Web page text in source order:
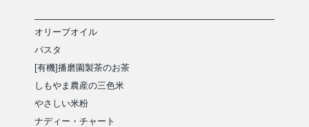
オリーブオイル
パスタ
[有機]播磨園製茶のお茶
しもやま農産の三色米
やさしい米粉
ナディー・チャート